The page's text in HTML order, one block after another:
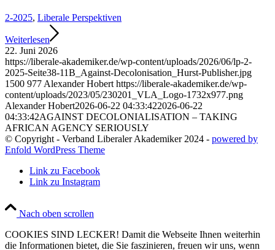
2-2025, Liberale Perspektiven
Weiterlesen
22. Juni 2026
https://liberale-akademiker.de/wp-content/uploads/2026/06/lp-2-
2025-Seite38-11B_Against-Decolonisation_Hurst-Publisher.jpg
1500 977 Alexander Hobert https://liberale-akademiker.de/wp-
content/uploads/2023/05/230201_VLA_Logo-1732x977.png
Alexander Hobert2026-06-22 04:33:422026-06-22
04:33:42AGAINST DECOLONIALISATION – TAKING
AFRICAN AGENCY SERIOUSLY
© Copyright - Verband Liberaler Akademiker 2024 - powered by
Enfold WordPress Theme
Link zu Facebook
Link zu Instagram
Nach oben scrollen
COOKIES SIND LECKER! Damit die Webseite Ihnen weiterhin
die Informationen bietet, die Sie faszinieren, freuen wir uns, wenn